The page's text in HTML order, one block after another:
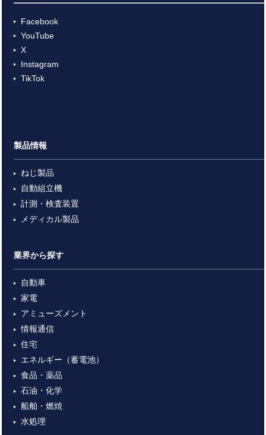
Facebook
YouTube
X
Instagram
TikTok
製品情報
ねじ製品
自動組立機
計測・検査装置
メディカル製品
業界から探す
自動車
家電
アミューズメント
情報通信
住宅
エネルギー（蓄電池）
食品・薬品
石油・化学
船舶・燃焼
水処理